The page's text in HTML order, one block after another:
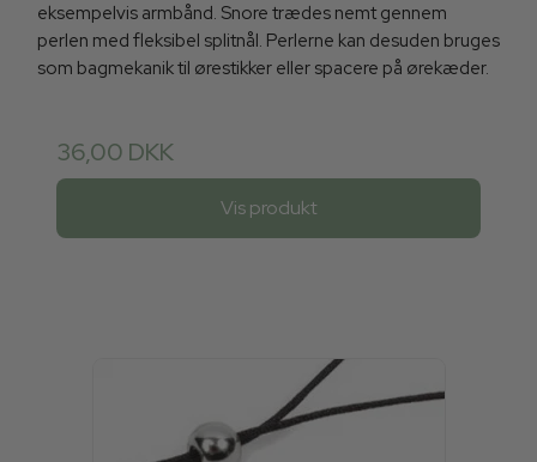
eksempelvis armbånd. Snore trædes nemt gennem
perlen med fleksibel splitnål. Perlerne kan desuden bruges
som bagmekanik til ørestikker eller spacere på ørekæder.
36,00 DKK
Vis produkt